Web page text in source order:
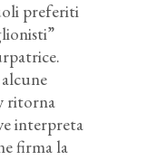
preferiti
ritorna
interpreta
firma la